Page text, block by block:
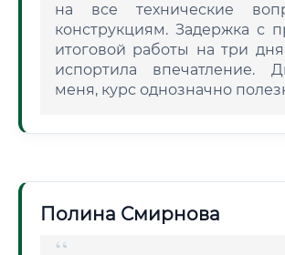
на все технические
конструкциям. Задержка с
итоговой работы на три
испортила впечатление.
меня, курс однозначно
Полина Смирнова